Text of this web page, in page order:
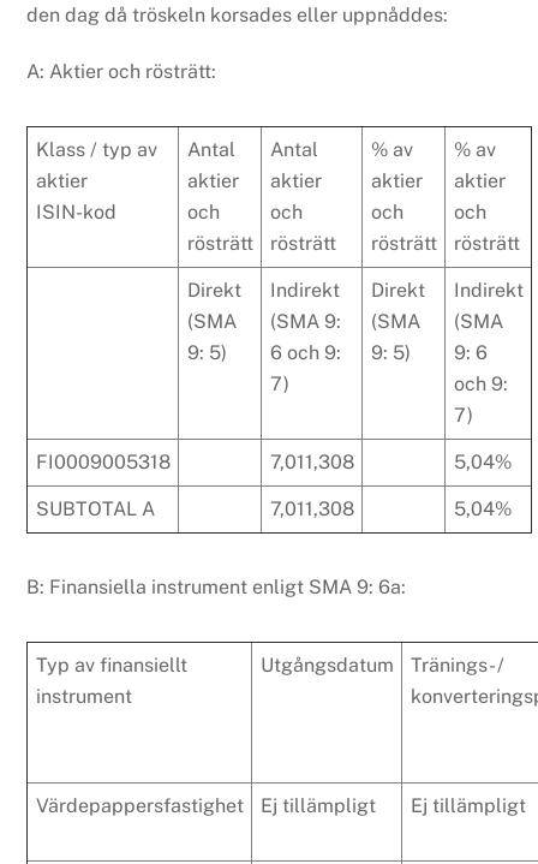
den dag då tröskeln korsades eller uppnåddes:
A: Aktier och rösträtt:
Klass / typ av
aktier
ISIN-kod
Antal
aktier
och
rösträtt
Antal
aktier
och
rösträtt
% av
aktier
och
rösträtt
% av
aktier
och
rösträtt
Direkt
(SMA
9: 5)
Indirekt
(SMA 9:
6 och 9:
7)
Direkt
(SMA
9: 5)
Indirekt
(SMA
9: 6
och 9:
7)
FI0009005318 7,011,308 5,04%
SUBTOTAL A 7,011,308 5,04%
B: Finansiella instrument enligt SMA 9: 6a:
Typ av finansiellt
instrument
Utgångsdatum
Tränings- /
Värdepappersfastighet Ej tillämpligt Ej tillämpligt